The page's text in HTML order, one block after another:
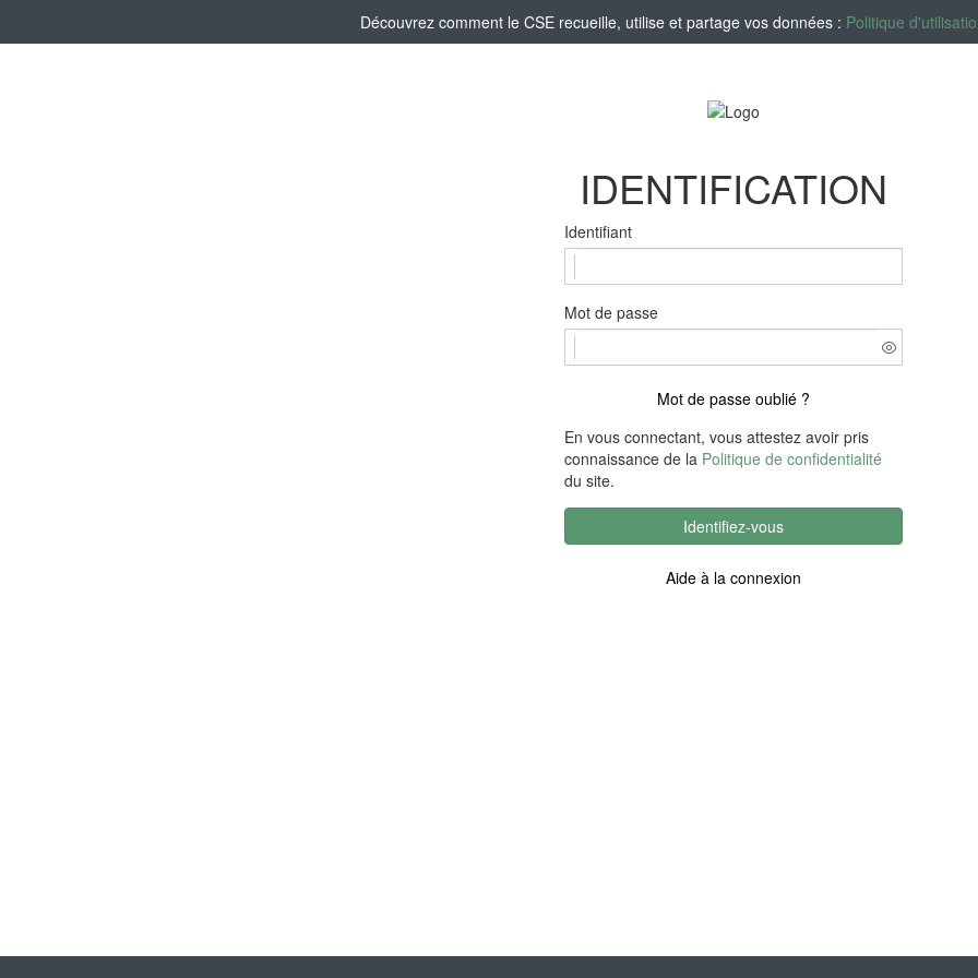
Découvrez comment le CSE recueille, utilise et partage vos données : Politique
IDENTIFICATION
Identifiant
Mot de passe
Mot de passe oublié ?
En vous connectant, vous attestez avoir pris
connaissance de la Politique de confidentialité
du site.
Identifiez-vous
Aide à la connexion